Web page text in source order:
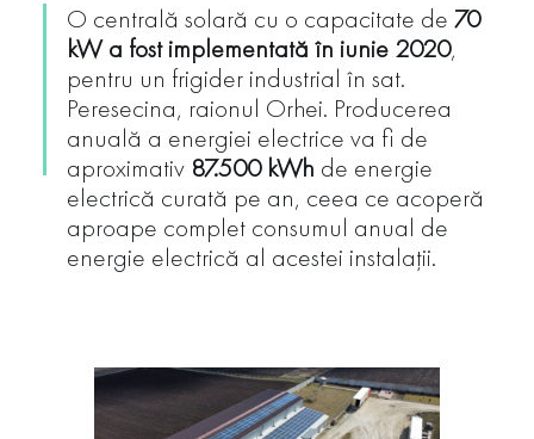
O centrală solară cu o capacitate de70
kW a fost implementată în iunie 2020,
pentru un frigider industrial în sat.
Peresecina, raionul Orhei. Producerea
anuală a energiei electrice va fi de
aproximativ 87.500 kWh de energie
electrică curată pe an, ceea ce acoperă
aproape complet consumul anual de
energie electrică al acestei instalații.